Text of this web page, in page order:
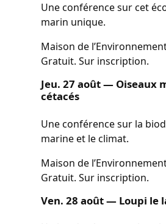
Une conférence sur cet
marin unique.
Maison de
Gratuit. Sur inscription.
Jeu. 27 août — Oiseaux
cétacés
Une conférence sur la
marine et le climat.
Maison de
Gratuit. Sur inscription.
Ven. 28 août — Loupi le